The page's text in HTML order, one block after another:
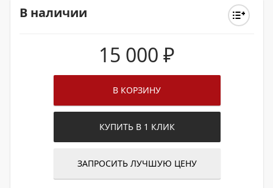
В наличии
15 000 ₽
В КОРЗИНУ
КУПИТЬ В 1 КЛИК
ЗАПРОСИТЬ ЛУЧШУЮ ЦЕНУ